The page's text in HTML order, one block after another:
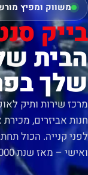
משווק ומפיץ
בייק
הבית
שלך
מרכז שירות ותיק
חנות אביזרים,
לפני קנייה. הכול
ואישי – מאז שנת 2000.